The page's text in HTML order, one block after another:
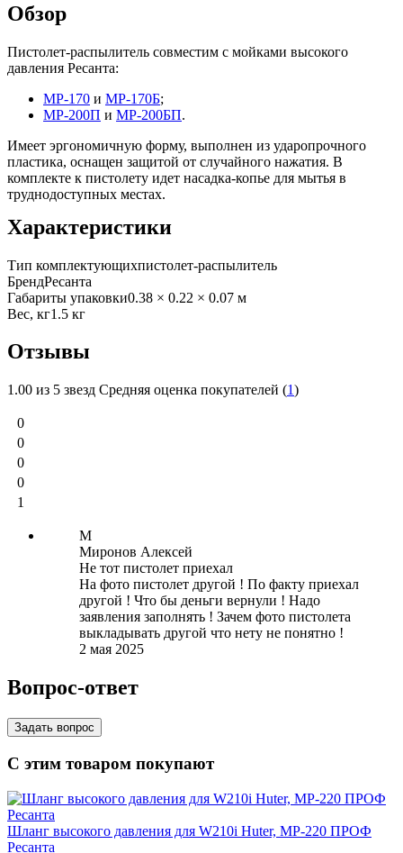
Обзор
Пистолет-распылитель совместим с мойками высокого
давления Ресанта:
МР-170 и МР-170Б;
МР-200П и МР-200БП.
Имеет эргономичную форму, выполнен из ударопрочного
пластика, оснащен защитой от случайного нажатия. В
комплекте к пистолету идет насадка-копье для мытья в
труднодоступных местах.
Характеристики
Тип комплектующихпистолет-распылитель
БрендРесанта
Габариты упаковки0.38 × 0.22 × 0.07 м
Вес, кг1.5 кг
Отзывы
1.00 из 5 звезд Средняя оценка покупателей (1)
0
0
0
0
1
М
Миронов Алексей
Не тот пистолет приехал
На фото пистолет другой ! По факту приехал
другой ! Что бы деньги вернули ! Надо
заявления заполнять ! Зачем фото пистолета
выкладывать другой что нету не понятно !
2 мая 2025
Вопрос-ответ
Задать вопрос
С этим товаром покупают
Шланг высокого давления для W210i Huter, МР-220 ПРОФ
Ресанта